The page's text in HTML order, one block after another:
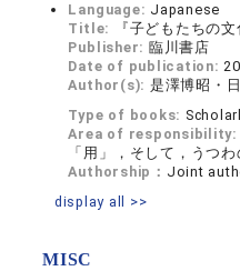
Language: Japanese
Title:
『子どもたちの
Publisher: 臨川書店
Date of publication:
Author(s): 是澤博昭・
Type of books:
Area of responsibility:
「用」，そして，うつ
Authorship： Joint
display all >>
MISC